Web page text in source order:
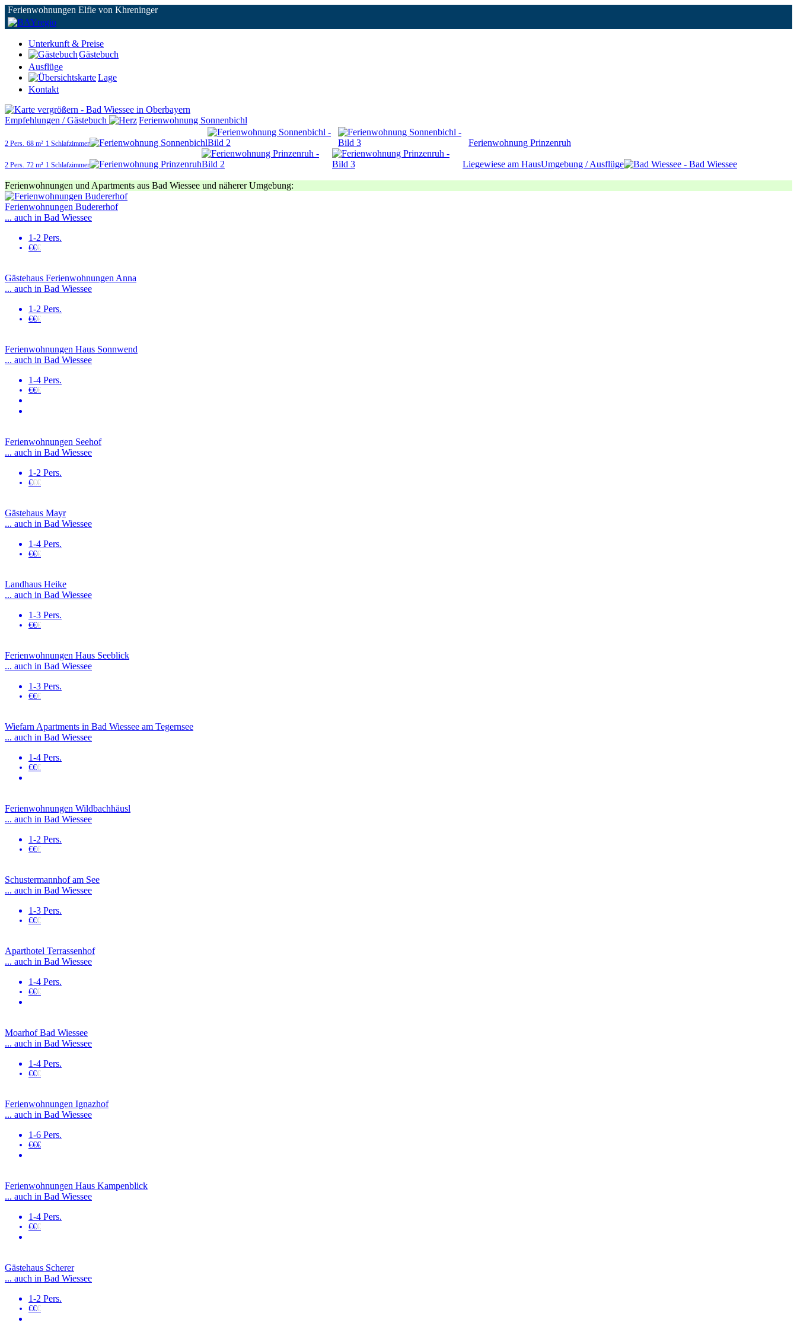
Ferienwohnungen Elfie von Khreninger
Unterkunft & Preise
Gästebuch
Ausflüge
Lage
Kontakt
Empfehlungen / Gästebuch Ferienwohnung Sonnenbichl
2 Pers. 68 m² 1 Schlafzimmer Ferienwohnung Prinzenruh
2 Pers. 72 m² 1 Schlafzimmer Liegewiese am HausUmgebung / Ausflüge
Ferienwohnungen und Apartments aus Bad Wiessee und näherer Umgebung:
Ferienwohnungen Budererhof
... auch in Bad Wiessee
1-2 Pers.
€€€
Gästehaus Ferienwohnungen Anna
... auch in Bad Wiessee
1-2 Pers.
€€€
Ferienwohnungen Haus Sonnwend
... auch in Bad Wiessee
1-4 Pers.
€€€
Ferienwohnungen Seehof
... auch in Bad Wiessee
1-2 Pers.
€€€
Gästehaus Mayr
... auch in Bad Wiessee
1-4 Pers.
€€€
Landhaus Heike
... auch in Bad Wiessee
1-3 Pers.
€€€
Ferienwohnungen Haus Seeblick
... auch in Bad Wiessee
1-3 Pers.
€€€
Wiefarn Apartments in Bad Wiessee am Tegernsee
... auch in Bad Wiessee
1-4 Pers.
€€€
Ferienwohnungen Wildbachhäusl
... auch in Bad Wiessee
1-2 Pers.
€€€
Schustermannhof am See
... auch in Bad Wiessee
1-3 Pers.
€€€
Aparthotel Terrassenhof
... auch in Bad Wiessee
1-4 Pers.
€€€
Moarhof Bad Wiessee
... auch in Bad Wiessee
1-4 Pers.
€€€
Ferienwohnungen Ignazhof
... auch in Bad Wiessee
1-6 Pers.
€€€
Ferienwohnungen Haus Kampenblick
... auch in Bad Wiessee
1-4 Pers.
€€€
Gästehaus Scherer
... auch in Bad Wiessee
1-2 Pers.
€€€